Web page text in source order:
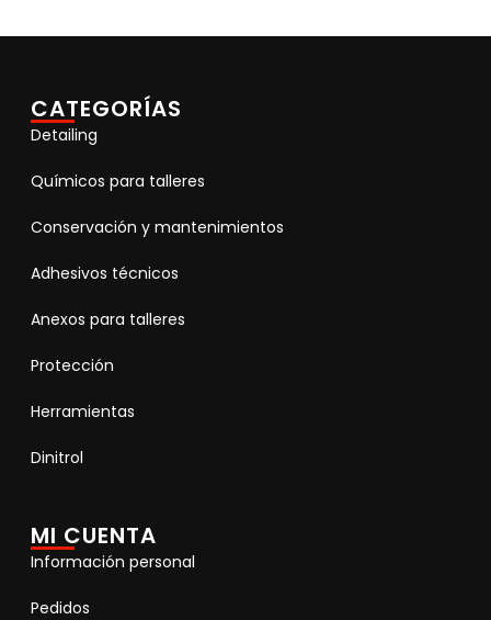
CATEGORÍAS
Detailing
Químicos para talleres
Conservación y mantenimientos
Adhesivos técnicos
Anexos para talleres
Protección
Herramientas
Dinitrol
MI CUENTA
Información personal
Pedidos